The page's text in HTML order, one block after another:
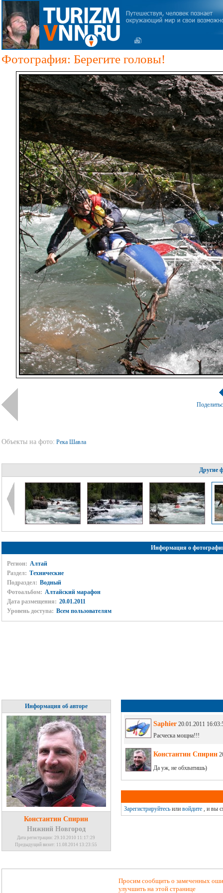
Фотография: Берегите головы!
Объекты на фото: Река Шавла
Другие
Информация о
Регион: Алтай
Раздел: Технические
Подраздел: Водный
Фотоальбом: Алтайский марафон
Дата размещения: 20.01.2011
Уровень доступа: Всем пользователям
Информация об авторе
Константин Спирин
Нижний Новгород
Дата регистрации: 29.10.2010 11:17:29
Предыдущий визит: 11.08.2014 13:23:55
Saphier20.01.2011
Расческа мощна!!!
Константин Спирин
Да уж, не обхватишь)
Зарегистрируйтесьили войдите, и вы
Просим сообщить о замеченных
улучшить на этой странице